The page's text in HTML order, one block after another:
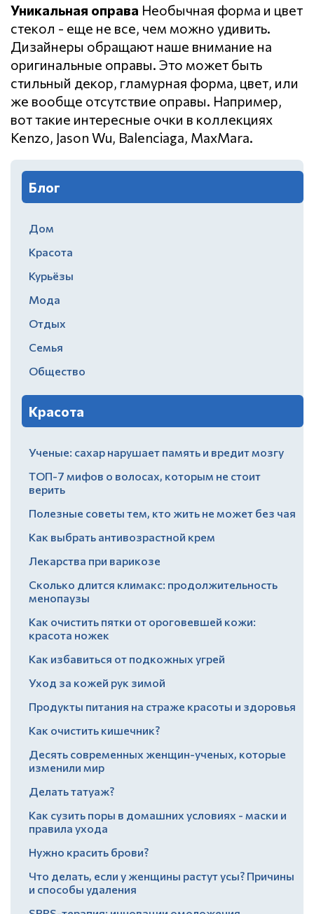
Уникальная оправа Необычная форма и цвет
стекол - еще не все, чем можно удивить.
Дизайнеры обращают наше внимание на
оригинальные оправы. Это может быть
стильный декор, гламурная форма, цвет, или
же вообще отсутствие оправы. Например,
вот такие интересные очки в коллекциях
Kenzo, Jason Wu, Balenciaga, MaxMara.
Блог
Дом
Красота
Курьёзы
Мода
Отдых
Семья
Общество
Красота
Ученые: сахар нарушает память и вредит мозгу
ТОП-7 мифов о волосах, которым не стоит
верить
Полезные советы тем, кто жить не может без чая
Как выбрать антивозрастной крем
Лекарства при варикозе
Сколько длится климакс: продолжительность
менопаузы
Как очистить пятки от ороговевшей кожи:
красота ножек
Как избавиться от подкожных угрей
Уход за кожей рук зимой
Продукты питания на страже красоты и здоровья
Как очистить кишечник?
Десять современных женщин-ученых, которые
изменили мир
Делать татуаж?
Как сузить поры в домашних условиях - маски и
правила ухода
Нужно красить брови?
Что делать, если у женщины растут усы? Причины
и способы удаления